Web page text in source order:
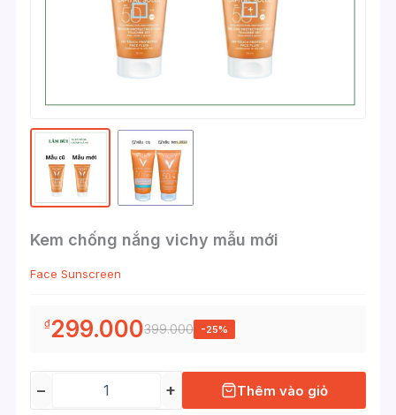
Kem chống nắng vichy mẫu mới
Face Sunscreen
₫299.000399.000 -25%
− + Thêm vào giỏ